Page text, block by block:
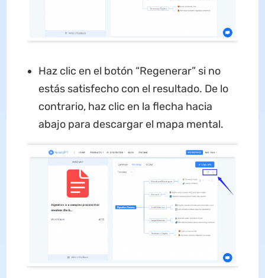
Haz clic en el botón “Regenerar” si no
estás satisfecho con el resultado. De lo
contrario, haz clic en la flecha hacia
abajo para descargar el mapa mental.